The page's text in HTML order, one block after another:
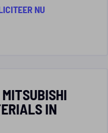
NU
IN